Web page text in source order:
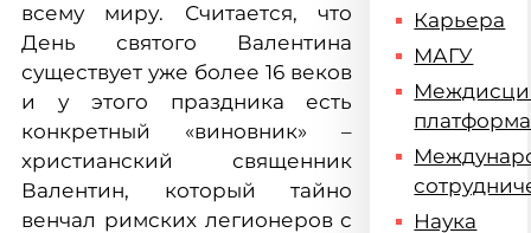
всему миру. Считается, что
День святого Валентина
существует уже более 16 веков
и у этого праздника есть
конкретный «виновник» –
христианский священник
Валентин, который тайно
венчал римских легионеров с
Карьера
МАГУ
платформа
Наука